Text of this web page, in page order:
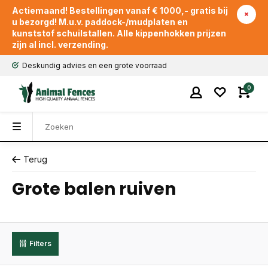
Actiemaand! Bestellingen vanaf € 1000,- gratis bij
u bezorgd! M.u.v. paddock-/mudplaten en
kunststof schuilstallen. Alle kippenhokken prijzen
zijn al incl. verzending.
Deskundig advies en een grote voorraad
0
Terug
Grote balen ruiven
Filters